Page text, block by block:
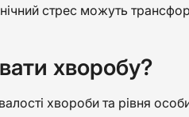
стрес можуть
хворобу?
хвороби та рівня